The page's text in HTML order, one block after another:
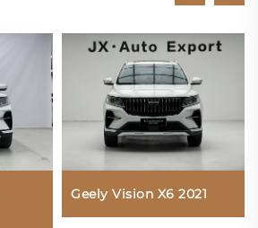
Geely Vision X6 2021